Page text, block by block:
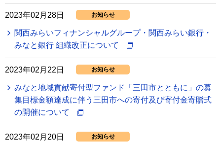
2023年02月28日 お知らせ
関西みらいフィナンシャルグループ・関西みらい銀行・
みなと銀行 組織改正について
2023年02月22日 お知らせ
みなと地域貢献寄付型ファンド「三田市とともに」の募
集目標金額達成に伴う三田市への寄付及び寄付金寄贈式
の開催について
2023年02月20日 お知らせ